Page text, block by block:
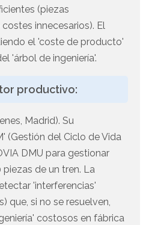
(piezas
innecesarios). El
el 'coste de producto'
'árbol de ingeniería'.
productivo:
Madrid). Su
(Gestión del Ciclo de Vida
DMU para gestionar
de un tren. La
'interferencias'
que, si no se resuelven,
costosos en fábrica